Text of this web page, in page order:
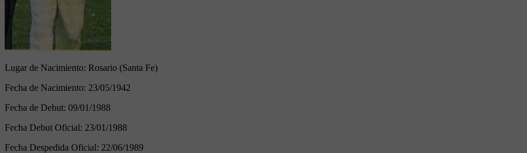
Lugar de Nacimiento: Rosario (Santa Fe)
Fecha de Nacimiento: 23/05/1942
Fecha de Debut: 09/01/1988
Fecha Debut Oficial: 23/01/1988
Fecha Despedida Oficial: 22/06/1989